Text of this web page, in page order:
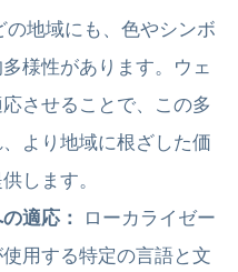
の地域にも、色やシンボ
様性があります。ウェ
させることで、この多
より地域に根ざした価
します。
適応：
ローカライゼー
用する特定の言語と文